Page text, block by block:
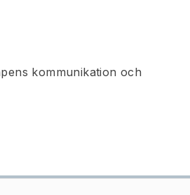
kommunikation och